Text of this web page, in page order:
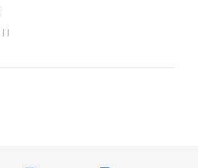
| |